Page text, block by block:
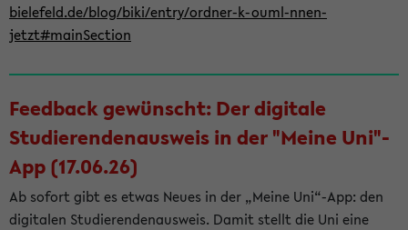
bielefeld.de/blog/biki/entry/ordner-k-ouml-nnen-
jetzt#mainSection
Feedback gewünscht: Der digitale
Studierendenausweis in der "Meine Uni"-
App (17.06.26)
Ab sofort gibt es etwas Neues in der „Meine Uni“-App: den
digitalen Studierendenausweis. Damit stellt die Uni eine